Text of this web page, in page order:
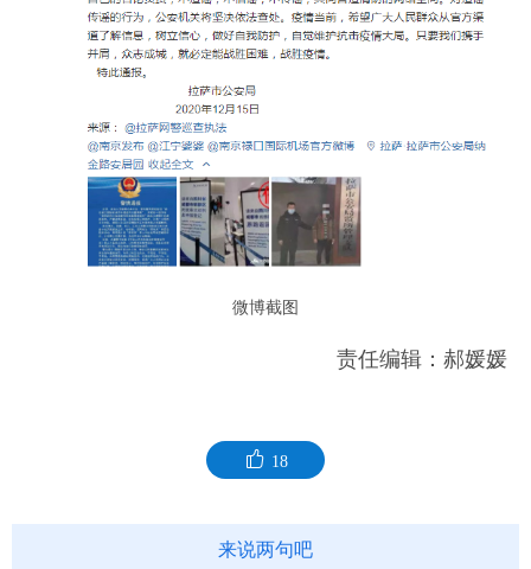
微博截图
责任编辑：郝媛媛
18
来说两句吧